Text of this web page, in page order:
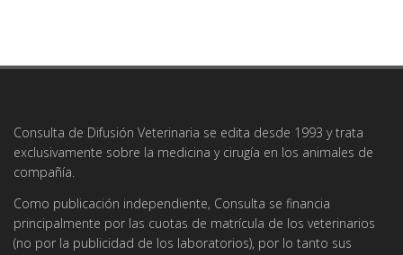
Consulta de Difusión Veterinaria se edita desde 1993 y trata
exclusivamente sobre la medicina y cirugía en los animales de
compañía.
Como publicación independiente, Consulta se financia
principalmente por las cuotas de matrícula de los veterinarios
(no por la publicidad de los laboratorios), por lo tanto sus